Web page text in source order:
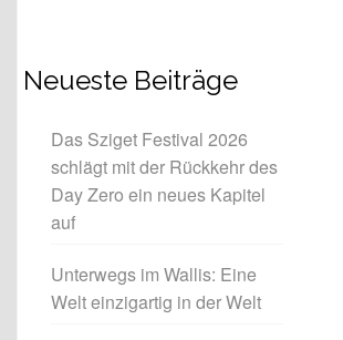
Neueste Beiträge
Das Sziget Festival 2026
schlägt mit der Rückkehr des
Day Zero ein neues Kapitel
auf
Unterwegs im Wallis: Eine
Welt einzigartig in der Welt